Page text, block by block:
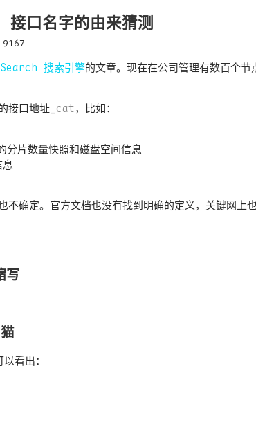
名字的由来猜测
9167
搜索引擎的文章。现在在公司管理有数百个
接口地址 _cat，比如：
分片数量快照和磁盘空间信息
不确定。官方文档也没有找到明确的定义，关键网上
写
看出：